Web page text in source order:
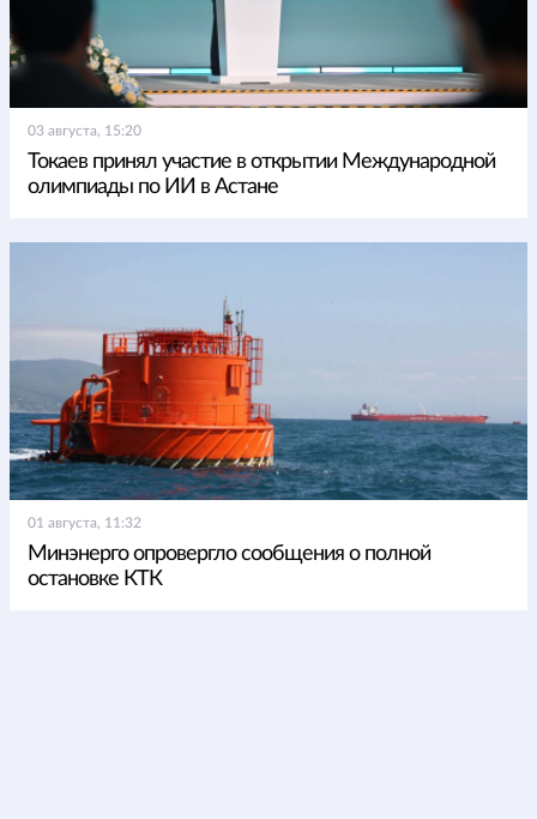
03 августа, 15:20
Токаев принял участие в открытии Международной
олимпиады по ИИ в Астане
01 августа, 11:32
Минэнерго опровергло сообщения о полной
остановке КТК